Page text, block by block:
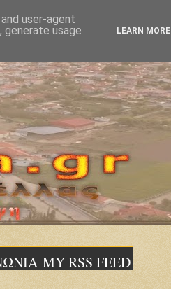
MY RSS FEED
user-agent
usage
LEARN MORE